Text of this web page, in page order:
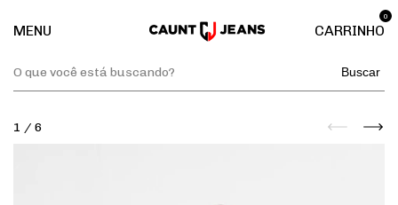
MENU CARRINHO
0
Buscar
1 / 6